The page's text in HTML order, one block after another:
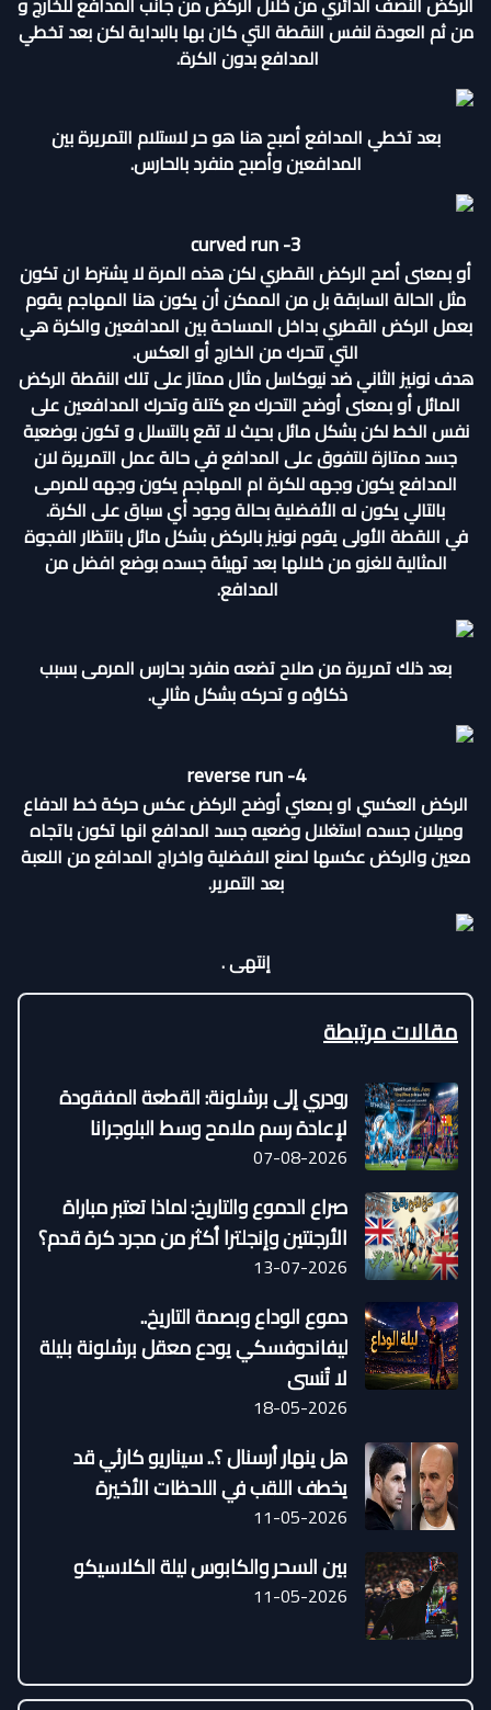
من ثم العودة لنفس النقطة التي كان بها بالبداية لكن بعد تخطي
المدافع بدون الكرة.
بعد تخطي المدافع أصبح هنا هو حر لاستلام التمريرة بين
المدافعين وأصبح منفرد بالحارس.
curved run -3
أو بمعنى أصح الركض القطري لكن هذه المرة لا يشترط ان تكون
مثل الحالة السابقة بل من الممكن أن يكون هنا المهاجم يقوم
بعمل الركض القطري بداخل المساحة بين المدافعين والكرة هي
التي تتحرك من الخارج أو العكس.
هدف نونيز الثاني ضد نيوكاسل مثال ممتاز على تلك النقطة الركض
المائل أو بمعنى أوضح التحرك مع كتلة وتحرك المدافعين على
نفس الخط لكن بشكل مائل بحيث لا تقع بالتسلل و تكون بوضعية
جسد ممتازة للتفوق على المدافع في حالة عمل التمريرة لان
المدافع يكون وجهه للكرة ام المهاجم يكون وجهه للمرمى
بالتالي يكون له الأفضلية بحالة وجود أي سباق على الكرة.
في اللقطة الأولى يقوم نونيز بالركض بشكل مائل بانتظار الفجوة
المثالية للغزو من خلالها بعد تهيئة جسده بوضع افضل من
المدافع.
بعد ذلك تمريرة من صلاح تضعه منفرد بحارس المرمى بسبب
ذكاؤه و تحركه بشكل مثالي.
reverse run -4
الركض العكسي او بمعني أوضح الركض عكس حركة خط الدفاع
وميلان جسده استغلال وضعيه جسد المدافع انها تكون باتجاه
معين والركض عكسها لصنع الافضلية واخراج المدافع من اللعبة
بعد التمرير.
إنتهى .
مقالات مرتبطة
رودري إلى برشلونة: القطعة المفقودة
لإعادة رسم ملامح وسط البلوجرانا
07-08-2026
صراع الدموع والتاريخ: لماذا تعتبر مباراة
الأرجنتين وإنجلترا أكثر من مجرد كرة قدم؟
13-07-2026
دموع الوداع وبصمة التاريخ..
ليفاندوفسكي يودع معقل برشلونة بليلة
لا تُنسى
18-05-2026
هل ينهار أرسنال ؟.. سيناريو كارثي قد
يخطف اللقب في اللحظات الأخيرة
11-05-2026
بين السحر والكابوس ليلة الكلاسيكو
11-05-2026